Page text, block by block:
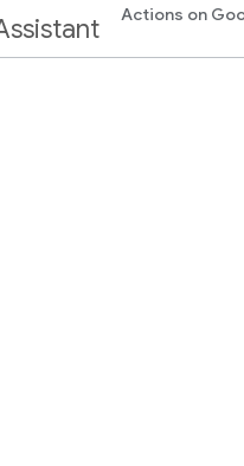
Actions on
Actions
às suas ações.